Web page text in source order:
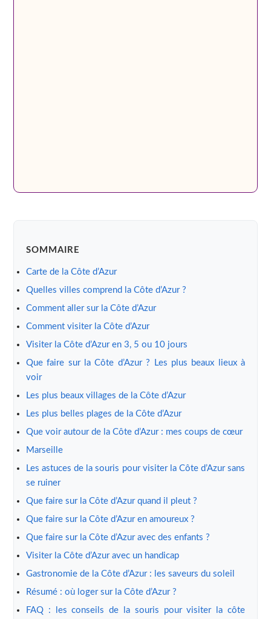
SOMMAIRE
Carte de la Côte d’Azur
Quelles villes comprend la Côte d’Azur ?
Comment aller sur la Côte d’Azur
Comment visiter la Côte d’Azur
Visiter la Côte d’Azur en 3, 5 ou 10 jours
Que faire sur la Côte d’Azur ? Les plus beaux lieux à
voir
Les plus beaux villages de la Côte d’Azur
Les plus belles plages de la Côte d’Azur
Que voir autour de la Côte d’Azur : mes coups de cœur
Marseille
Les astuces de la souris pour visiter la Côte d’Azur sans
se ruiner
Que faire sur la Côte d’Azur quand il pleut ?
Que faire sur la Côte d’Azur en amoureux ?
Que faire sur la Côte d’Azur avec des enfants ?
Visiter la Côte d’Azur avec un handicap
Gastronomie de la Côte d’Azur : les saveurs du soleil
Résumé : où loger sur la Côte d’Azur ?
FAQ : les conseils de la souris pour visiter la côte